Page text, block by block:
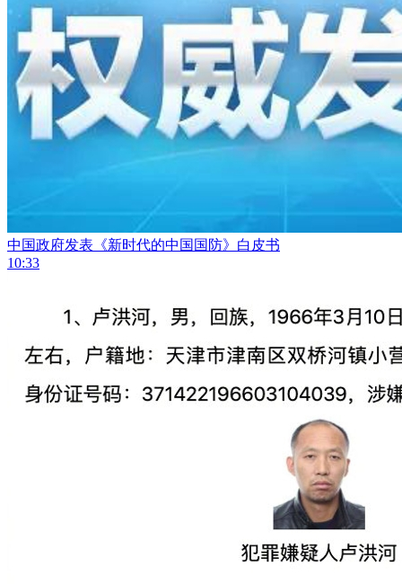
中国政府发表《新时代的中国国防》白皮书
10:33